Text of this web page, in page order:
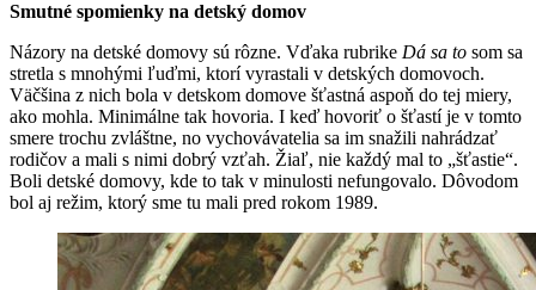
Smutné spomienky na detský domov
Názory na detské domovy sú rôzne. Vďaka rubrike Dá sa to som sa
stretla s mnohými ľuďmi, ktorí vyrastali v detských domovoch.
Väčšina z nich bola v detskom domove šťastná aspoň do tej miery,
ako mohla. Minimálne tak hovoria. I keď hovoriť o šťastí je v tomto
smere trochu zvláštne, no vychovávatelia sa im snažili nahrádzať
rodičov a mali s nimi dobrý vzťah. Žiaľ, nie každý mal to „šťastie“.
Boli detské domovy, kde to tak v minulosti nefungovalo. Dôvodom
bol aj režim, ktorý sme tu mali pred rokom 1989.